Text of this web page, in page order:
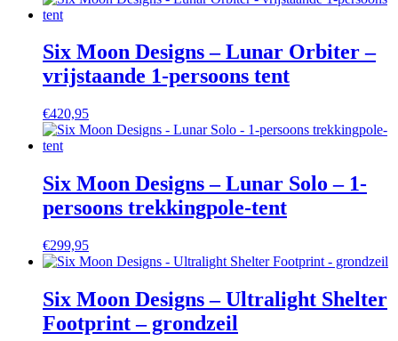
Six Moon Designs – Lunar Orbiter –
vrijstaande 1-persoons tent
€420,95
Six Moon Designs – Lunar Solo – 1-
persoons trekkingpole-tent
€299,95
Six Moon Designs – Ultralight Shelter
Footprint – grondzeil